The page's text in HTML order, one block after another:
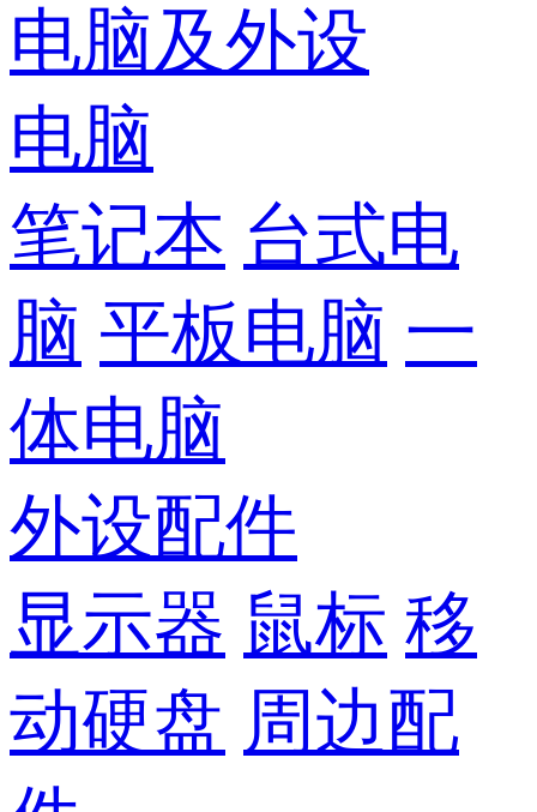
电脑及外设
电脑
笔记本 台式电
脑 平板电脑 一
体电脑
外设配件
显示器 鼠标 移
动硬盘 周边配